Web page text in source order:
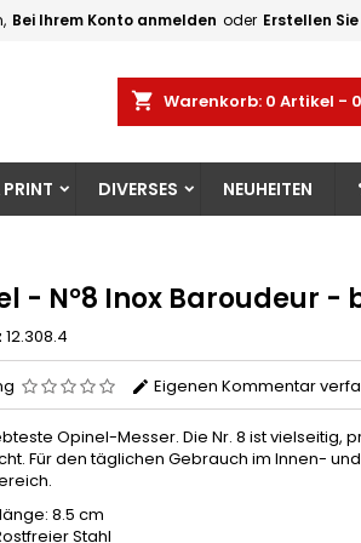
Bei Ihrem Konto anmelden oder Erstellen
shopping_cart Warenkorb: 0 Artikel -
DIVERSES NEUHEITEN
- N°8 Inox Baroudeur -
12.308.4
Eigenen Kommentar
Opinel-Messer. Die Nr. 8 ist vielseitig,
Für den täglichen Gebrauch im Innen- und
8.5 cm
Stahl